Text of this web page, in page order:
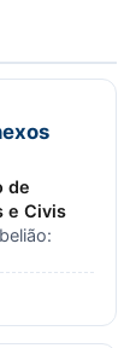
de
e Civis